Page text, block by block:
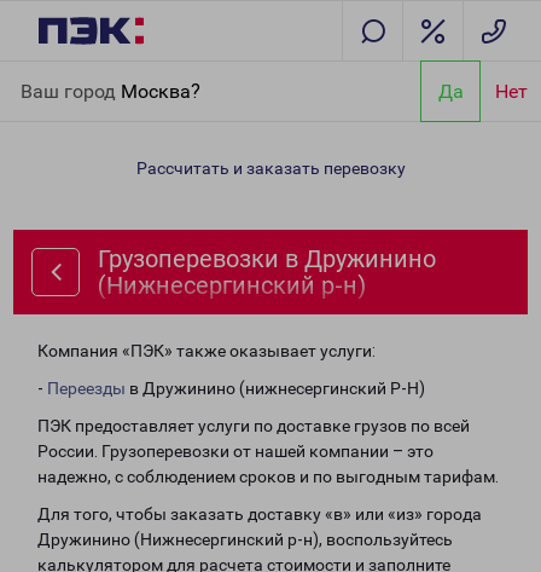
Ваш город Москва? Да Нет
(Нижнесергинский р-н)
Рассчитать и заказать перевозку
Грузоперевозки в Дружинино
(Нижнесергинский р-н)
Компания «ПЭК» также оказывает услуги:
- Переезды в Дружинино (нижнесергинский Р-Н)
ПЭК предоставляет услуги по доставке грузов по всей
России. Грузоперевозки от нашей компании – это
надежно, с соблюдением сроков и по выгодным тарифам.
Для того, чтобы заказать доставку «в» или «из» города
Дружинино (Нижнесергинский р-н), воспользуйтесь
калькулятором для расчета стоимости и заполните